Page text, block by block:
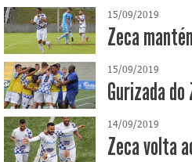
15/09/2019
Zeca
15/09/2019
Gurizada
14/09/2019
Zeca volta